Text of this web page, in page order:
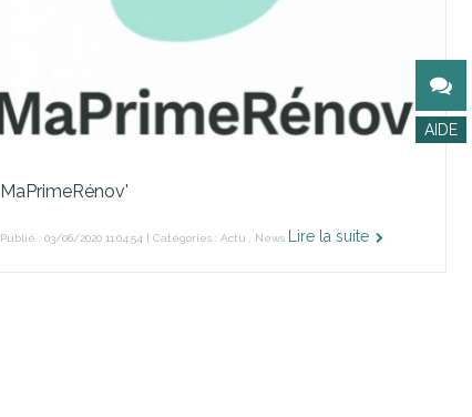
MaPrimeRénov'
Publié : 03/06/2020 11:04:54 | Catégories : Actu News Lire la suite